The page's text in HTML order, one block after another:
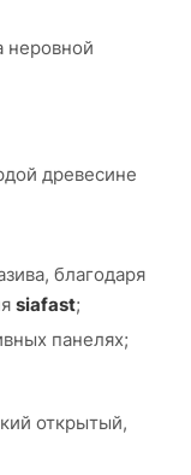
древесине
благодаря
siafast;
панелях;
открытый,